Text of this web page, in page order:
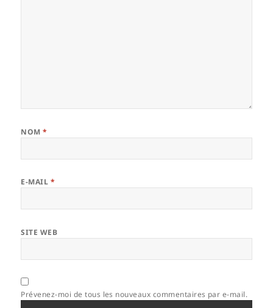
NOM*
E-MAIL *
SITE WEB
Prévenez-moi de tous les nouveaux commentaires par e-mail.